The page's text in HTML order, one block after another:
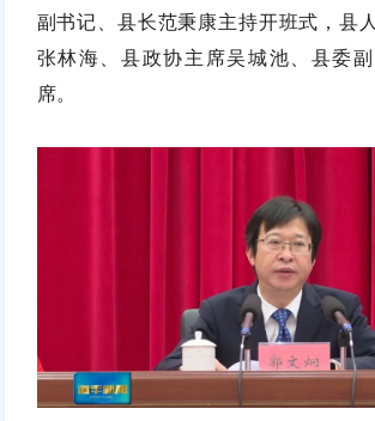
副书记、县长范秉康主持开班式，县
张林海、县政协主席吴城池、县委
席。